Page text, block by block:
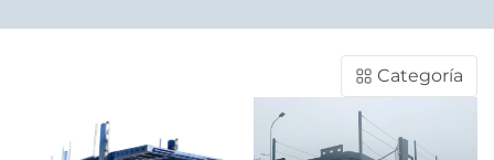
Categoría